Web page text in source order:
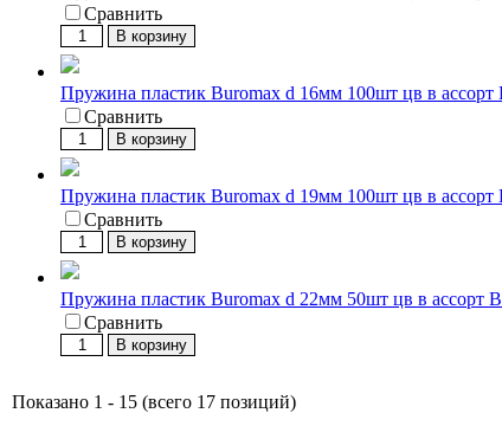
Сравнить
В корзину
Пружина пластик Buromax d 16мм 100шт цв в ассорт
Сравнить
В корзину
Пружина пластик Buromax d 19мм 100шт цв в ассорт
Сравнить
В корзину
Пружина пластик Buromax d 22мм 50шт цв в ассорт
Сравнить
В корзину
Показано 1 - 15 (всего 17 позиций)